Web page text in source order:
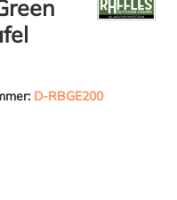
D-RBGE200